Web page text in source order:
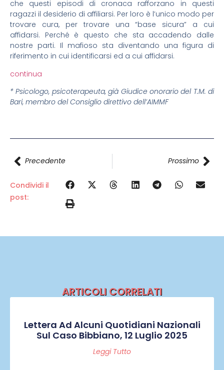
che questi episodi di cronaca rafforzano in questi
ragazzi il desiderio di affiliarsi. Per loro è l’unico modo per
trovare cura, per trovare una “base sicura” a cui
affidarsi. Perché è questo che sta accadendo dalle
nostre parti. Il mafioso sta diventando una figura di
riferimento in cui identificarsi ed a cui affidarsi.
continua
* Psicologo, psicoterapeuta, già Giudice onorario del T.M. di
Bari, membro del Consiglio direttivo dell’AIMMF
Precedente Prossimo
Condividi il
post:
ARTICOLI CORRELATI
Lettera Ad Alcuni Quotidiani Nazionali
Sul Caso Bibbiano, 12 Luglio 2025
Leggi Tutto